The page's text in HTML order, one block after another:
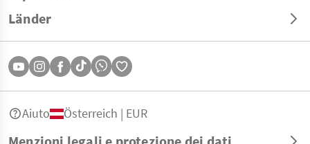
Länder
Aiuto Österreich | EUR